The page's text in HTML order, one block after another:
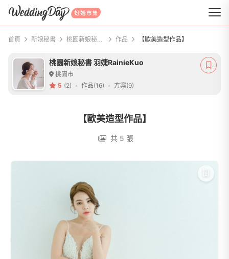
WeddingDay 好婚市集
首頁 新娘秘書 桃園新娘秘書 羽婕RainieKuo 作品 【歐美造型作品】
桃園新娘秘書 羽婕RainieKuo
桃園市
5 (2) 作品(16) 方案(9)
【歐美造型作品】
共 5 張